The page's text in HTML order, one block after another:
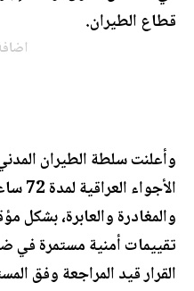
قطاع الطيران.
وأعلنت سلطة الطيران
والمغادرة والعابرة، بشكل
تقييمات أمنية مستمرة في
القرار قيد المراجعة وفق